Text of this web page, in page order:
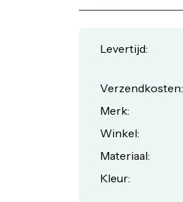
Levertijd:
Verzendkosten:
Merk:
Winkel:
Materiaal:
Kleur: